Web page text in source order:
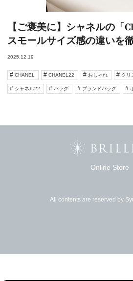
【ご褒美に】シャネルの「
スモールサイズ感の違いを
2025.12.19
CHANEL CHANEL22 おしゃれ クリ
シャネル22 バッグ ブランドバッグ
Online Store
All contents are reserved by